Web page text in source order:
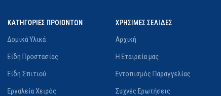
ΚΑΤΗΓΟΡΙΕΣ ΠΡΟΙΟΝΤΩΝ
Δομικά Υλικά
Είδη Προστασίας
Είδη Σπιτιού
Εργαλεία Χειρός
ΧΡΗΣΙΜΕΣ ΣΕΛΙΔΕΣ
Αρχική
Η Εταιρεία μας
Εντοπισμός Παραγγελίας
Συχνές Ερωτήσεις